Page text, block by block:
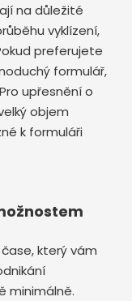
na důležité
vyklízení,
preferujete
formulář,
upřesnění o
objem
k formuláři
který vám
minimálně.